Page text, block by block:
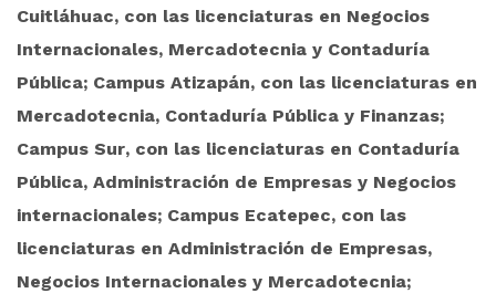
Cuitláhuac, con las licenciaturas en Negocios
Internacionales, Mercadotecnia y Contaduría
Pública; Campus Atizapán, con las licenciaturas en
Mercadotecnia, Contaduría Pública y Finanzas;
Campus Sur, con las licenciaturas en Contaduría
Pública, Administración de Empresas y Negocios
internacionales; Campus Ecatepec, con las
licenciaturas en Administración de Empresas,
Negocios Internacionales y Mercadotecnia;